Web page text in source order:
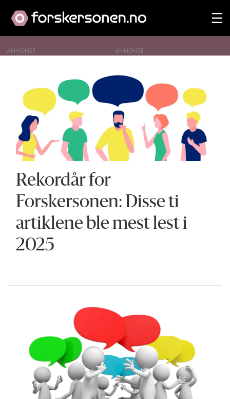
forskersonen
ANNONSE
Rekordår for
Forskersonen: Disse ti
artiklene ble mest lest i
2025